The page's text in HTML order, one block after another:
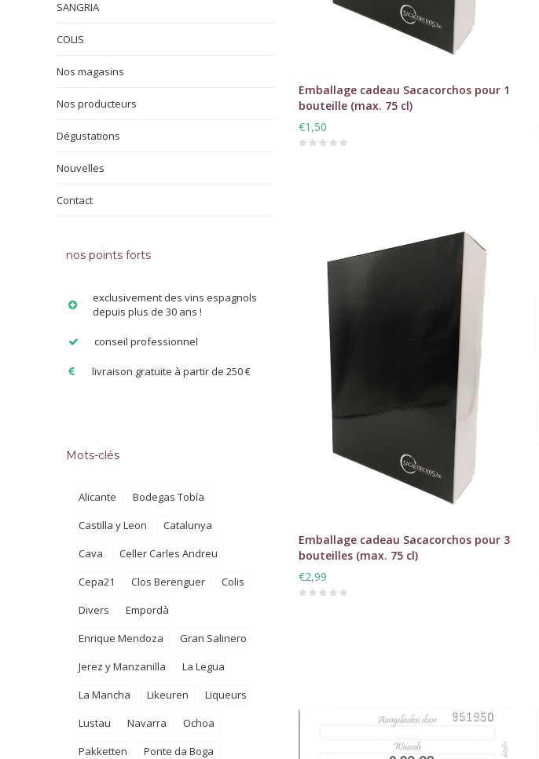
SANGRIA
COLIS
Nos magasins
Nos producteurs
Dégustations
Nouvelles
Contact
nos points forts
exclusivement des vins espagnols
depuis plus de 30 ans !
conseil professionnel
livraison gratuite à partir de 250 €
Mots-clés
Alicante
Bodegas Tobía
Castilla y Leon
Catalunya
Cava
Celler Carles Andreu
Cepa21
Clos Berenguer
Colis
Divers
Empordà
Enrique Mendoza
Gran Salinero
Jerez y Manzanilla
La Legua
La Mancha
Likeuren
Liqueurs
Lustau
Navarra
Ochoa
Pakketten
Ponte da Boga
Emballage cadeau Sacacorchos pour 1
bouteille (max. 75 cl)
€1,50
Emballage cadeau Sacacorchos pour 3
bouteilles (max. 75 cl)
€2,99